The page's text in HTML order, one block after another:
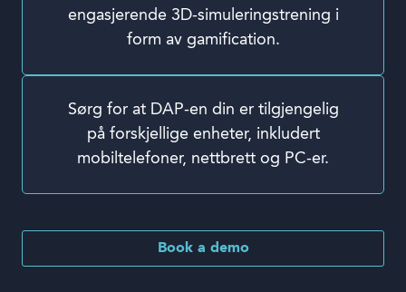
engasjerende 3D-simuleringstrening i
form av gamification.
Sørg for at DAP-en din er tilgjengelig
på forskjellige enheter, inkludert
mobiltelefoner, nettbrett og PC-er.
Book a demo